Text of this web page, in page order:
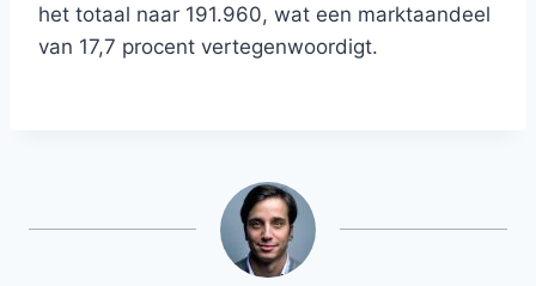
het totaal naar 191.960, wat een marktaandeel
van 17,7 procent vertegenwoordigt.